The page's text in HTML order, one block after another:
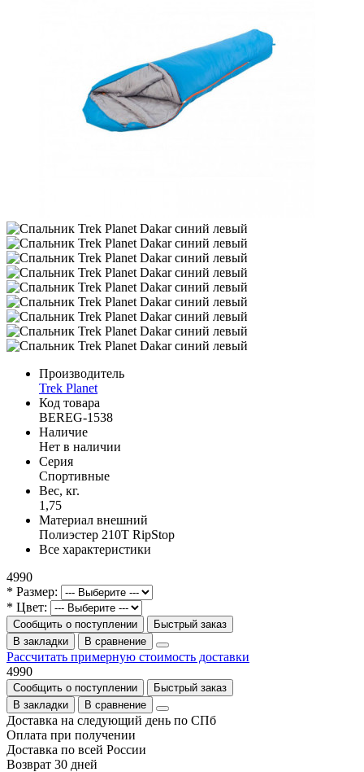
Производитель
Trek Planet
Код товара
BEREG-1538
Наличие
Нет в наличии
Серия
Спортивные
Вес, кг.
1,75
Материал внешний
Полиэстер 210T RipStop
Все характеристики
4990
* Размер:
* Цвет:
Сообщить о поступлении
Быстрый заказ
В закладки
В сравнение
Рассчитать примерную стоимость доставки
4990
Сообщить о поступлении
Быстрый заказ
В закладки
В сравнение
Доставка на следующий день по СПб
Оплата при получении
Доставка по всей России
Возврат 30 дней